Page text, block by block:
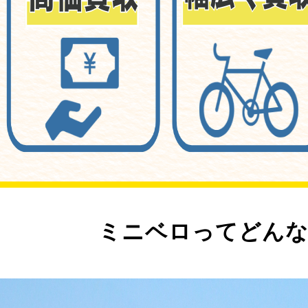
ミニベロってどん